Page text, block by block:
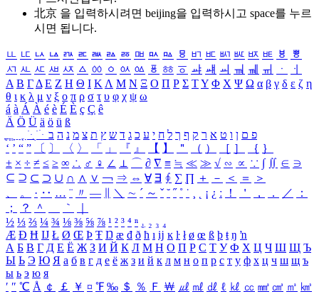
北京 을 입력하시려면 beijing을 입력하시고 space를 누르
시면 됩니다.
ㅥ ㅦ ㅧ ㅨ ㅩ ㅪ ㅫ ㅬ ㅭ ㅮ ㅯ ㅰ ㅱ ㅲ ㅳ ㅴ ㅵ ㅶ ㅷ ㅸ
ㅹ
ㅺ ㅻ ㅼ ㅽ ㅾ ㅿ ㆀ ㆁ ㆂ ㆃ ㆄ ㆅ ㆆ ㆇ ㆈ ㆉ ㆊ ㆋ ㆌ ㆍ
ㆎ
Α Β ΓΔ Ε Ζ Η Θ Ι ΚΛ Μ Ν Ξ Ο Π Ρ Σ ΤΥ Φ Χ Ψ Ω α β γ δ ε ζ η
θ ι κ λ μ ν ξ ο π ρ σ τ υ φ χ ψ ω
á à Á À é è É È ç Ç ê
Ä Ö Ü ä ö ü ß
ִֶֹ ֻּ ׁׂ פ ם ן ו ט א ר ק ף ך ל ח י ע כ ג ד ש ץ ת צ מ נ ה ב
‘ ’ “ ” 〔 〕 〈 〉 「 」 『 』 【 】 ＂ （ ） ［ ］ ｛ ｝
± × ÷ ≠ ≤ ≥ ∞ ∴ ♂ ♀ ∠ ⊥ ⌒ ∂ ∇ ≡ ≒ ≪ ≫ √ ∽ ∝ ∵ ∫ ∬ ∈ ∋
⊆ ⊇ ⊂ ⊃ ∪ ∩ ∧ ∨ ￢ ⇒ ⇔ ∀ ∃ ∮ ∑ ∏ ＋ － ＜ ＝
＞
、
。 · ‥ … ¨ 〃 ― ＼ ∼ ´ ～ ˇ ˘ ˝ ˚ ˙ ¸ ¡ ¿ ː ！ ＇ ， ． ／
：
；
？ ＾ ｀
½ ⅓ ⅔ ¼ ¾ ⅛ ⅜ ⅝ ⅞ ¹ ² ³ ⁴ ⁿ ₁ ₂ ₃ ₄
Æ Ð Ħ Ĳ Ł Ø Œ Þ Ŧ Ŋ æ đ ð ħ ı ĳ ĸ ŀ ł ø œ ß þ ŧ ŋ ŉ
А Б В Г Д Е Ё Ж З И Й К Л М Н О П Р С Т У Ф Х Ц Ч Ш Щ Ъ
Ы Ь Э Ю Я а б в г д е ё ж з и й к л м н о п р с т у ф х ц ч ш щ ъ
ы ь э ю я
′ ″ ℃ Å ￠ ￡ ￥ ¤ ℉ ‰ ＄ ％ Ｆ ￦ ㎕ ㎖ ㎗ ℓ ㎘ ㏄ ㎣ ㎤ ㎥ ㎦